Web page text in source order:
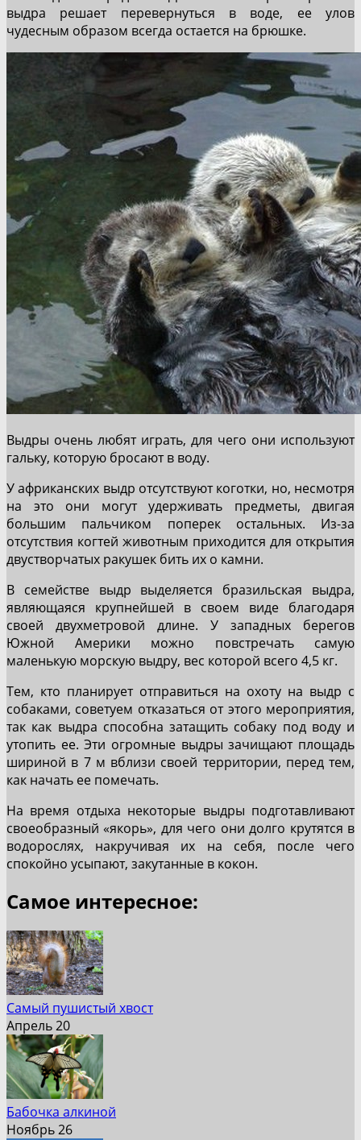
выдра решает перевернуться в воде, ее улов
чудесным образом всегда остается на брюшке.
Выдры очень любят играть, для чего они используют
гальку, которую бросают в воду.
У африканских выдр отсутствуют коготки, но, несмотря
на это они могут удерживать предметы, двигая
большим пальчиком поперек остальных. Из-за
отсутствия когтей животным приходится для открытия
двустворчатых ракушек бить их о камни.
В семействе выдр выделяется бразильская выдра,
являющаяся крупнейшей в своем виде благодаря
своей двухметровой длине. У западных берегов
Южной Америки можно повстречать самую
маленькую морскую выдру, вес которой всего 4,5 кг.
Тем, кто планирует отправиться на охоту на выдр с
собаками, советуем отказаться от этого мероприятия,
так как выдра способна затащить собаку под воду и
утопить ее. Эти огромные выдры зачищают площадь
шириной в 7 м вблизи своей территории, перед тем,
как начать ее помечать.
На время отдыха некоторые выдры подготавливают
своеобразный «якорь», для чего они долго крутятся в
водорослях, накручивая их на себя, после чего
спокойно усыпают, закутанные в кокон.
Самое интересное:
Самый пушистый хвост
Апрель 20
Бабочка алкиной
Ноябрь 26